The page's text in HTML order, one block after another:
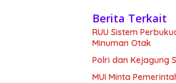
Berita Terkait
RUU Sistem
Minuman Otak
Polri dan Kejagung
MUI Minta